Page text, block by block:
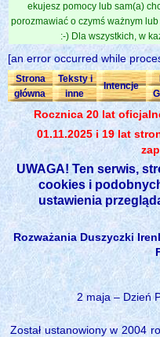
ekujesz pomocy lub sam(a)
porozmawiać o czymś ważnym
:-) Dla wszystkich, w
[an error occurred while
Strona
główna
Teksty i
inne
Intencje
Rocznica 20 lat
01.11.2025 i 19 lat
UWAGA! Ten serwis,
cookies i
ustawienia
Rozważania Duszyczki
2 maja – Dzień
Został ustanowiony w 2004